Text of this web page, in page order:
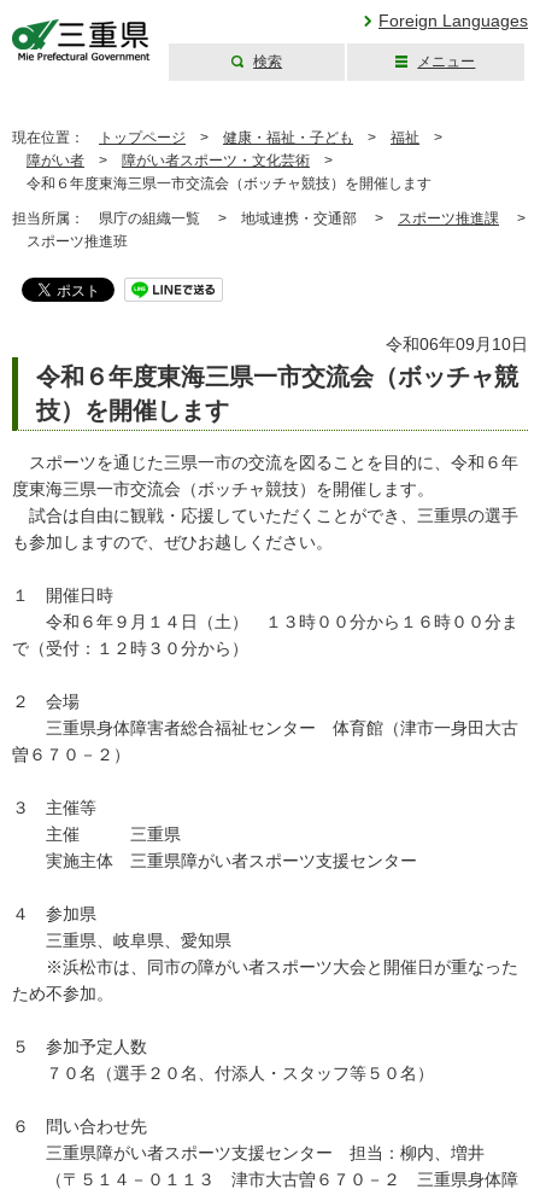
Foreign Languages
検索 メニュー
現在位置： トップページ > 健康・福祉・子ども > 福祉 >
障がい者 > 障がい者スポーツ・文化芸術 >
令和６年度東海三県一市交流会（ボッチャ競技）を開催します
担当所属： 県庁の組織一覧 > 地域連携・交通部 > スポーツ推進課 >
スポーツ推進班
令和06年09月10日
令和６年度東海三県一市交流会（ボッチャ競
技）を開催します
スポーツを通じた三県一市の交流を図ることを目的に、令和６年
度東海三県一市交流会（ボッチャ競技）を開催します。
試合は自由に観戦・応援していただくことができ、三重県の選手
も参加しますので、ぜひお越しください。
１ 開催日時
令和６年９月１４日（土） １３時００分から１６時００分ま
で（受付：１２時３０分から）
２ 会場
三重県身体障害者総合福祉センター 体育館（津市一身田大古
曽６７０－２）
３ 主催等
主催 三重県
実施主体 三重県障がい者スポーツ支援センター
４ 参加県
三重県、岐阜県、愛知県
※浜松市は、同市の障がい者スポーツ大会と開催日が重なった
ため不参加。
５ 参加予定人数
７０名（選手２０名、付添人・スタッフ等５０名）
６ 問い合わせ先
三重県障がい者スポーツ支援センター 担当：柳内、増井
（〒５１４－０１１３ 津市大古曽６７０－２ 三重県身体障